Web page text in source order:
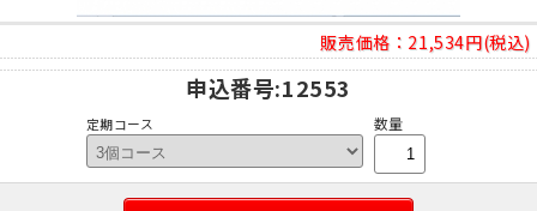
販売価格： 21,534円(税込)
申込番号:12553
定期コース 数量